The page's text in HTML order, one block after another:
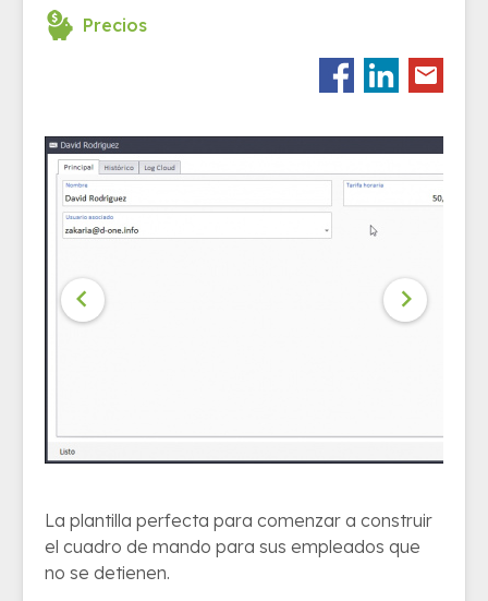
Precios
 
La plantilla perfecta para comenzar a construir
el cuadro de mando para sus empleados que
no se detienen.